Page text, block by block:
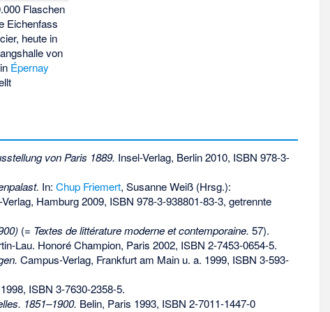
Flaschen
Eichenfass
heute in
von
Épernay
von Paris 1889. Insel-Verlag, Berlin 2010, ISBN 978-3-
In: Chup Friemert, Susanne Weiß (Hrsg.):
Hamburg 2009, ISBN 978-3-938801-83-3, getrennte
(= Textes de littérature moderne et contemporaine. 57).
Lau. Honoré Champion, Paris 2002, ISBN 2-7453-0654-5.
Campus-Verlag, Frankfurt am Main u. a. 1999, ISBN 3-593-
ISBN 3-7630-2358-5.
1851–1900. Belin, Paris 1993, ISBN 2-7011-1447-0